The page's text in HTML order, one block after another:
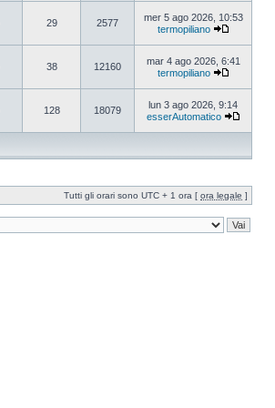
29 2577
mer 5 ago 2026, 10:53
termopiliano
38 12160
mar 4 ago 2026, 6:41
termopiliano
128 18079
lun 3 ago 2026, 9:14
esserAutomatico
Tutti gli orari sono UTC + 1 ora [ ora legale ]